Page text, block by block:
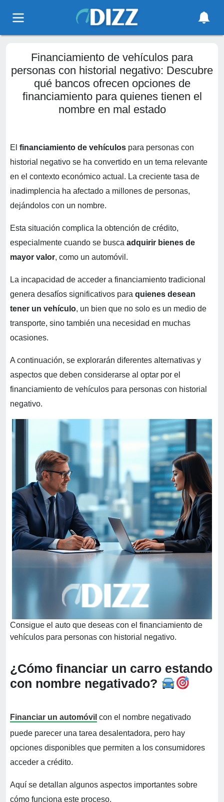
Financiamiento de vehículos para
personas con historial negativo: Descubre
qué bancos ofrecen opciones de
financiamiento para quienes tienen el
nombre en mal estado
El financiamiento de vehículos para personas con
historial negativo se ha convertido en un tema relevante
en el contexto económico actual. La creciente tasa de
inadimplencia ha afectado a millones de personas,
dejándolos con un nombre.
Esta situación complica la obtención de crédito,
especialmente cuando se busca adquirir bienes de
mayor valor, como un automóvil.
La incapacidad de acceder a financiamiento tradicional
genera desafíos significativos para quienes desean
tener un vehículo, un bien que no solo es un medio de
transporte, sino también una necesidad en muchas
ocasiones.
A continuación, se explorarán diferentes alternativas y
aspectos que deben considerarse al optar por el
financiamiento de vehículos para personas con historial
negativo.
Consigue el auto que deseas con el financiamiento de
vehículos para personas con historial negativo.
¿Cómo financiar un carro estando
con nombre negativado?
Financiar un automóvil con el nombre negativado
puede parecer una tarea desalentadora, pero hay
opciones disponibles que permiten a los consumidores
acceder a crédito.
Aquí se detallan algunos aspectos importantes sobre
cómo funciona este proceso.